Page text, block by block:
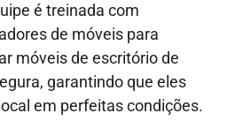
é treinada com
de móveis para
móveis de escritório de
garantindo que eles
em perfeitas condições.